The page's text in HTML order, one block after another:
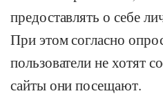
предоставлять о себе
При этом согласно
пользователи не хотят
сайты они посещают.